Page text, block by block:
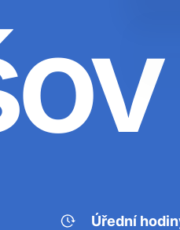
Úřední